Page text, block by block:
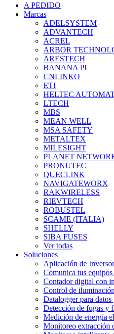
A PEDIDO
Marcas
ADELSYSTEM
ADVANTECH
ACREL
ARBOR
ARESTECH
BANANA PI
CNLINKO
ETI
HELTEC
LTECH
MBS
MEAN WELL
MSA SAFETY
METALTEX
MILESIGHT
PLANET
PRONUTEC
QUECLINK
NAVIGATEWORX
RAKWIRELESS
RIEVTECH
ROBUSTEL
SCAME (ITALIA)
SHELLY
SIBA FUSES
Ver todas
Soluciones
Aplicación de
Comunica tus
Contador digital con
Control de
Datalogger para
Detección de fugas y
Medición de energía
Monitoreo extracción